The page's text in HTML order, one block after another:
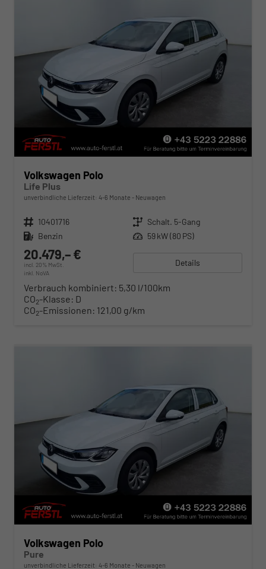
Volkswagen Polo
Life Plus
unverbindliche Lieferzeit: 4-6 Monate Neuwagen
Fahrzeugnr. 10401716 Getriebe Schalt. 5-Gang
Kraftstoff Benzin Leistung 59 kW (80 PS)
20.479,– €
incl. 20% MwSt.
inkl. NoVA
Details
Verbrauch kombiniert: 5,30 l/100km
CO2-Klasse: D
CO2-Emissionen: 121,00 g/km
Volkswagen Polo
Pure
unverbindliche Lieferzeit: 4-6 Monate Neuwagen